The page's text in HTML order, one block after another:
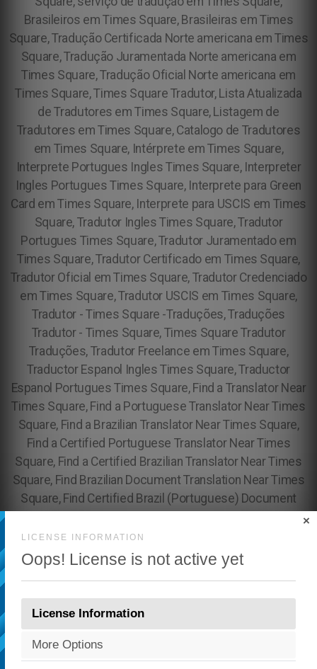
LICENSE INFORMATION
Oops! License is not active yet
×
License Information
More Options